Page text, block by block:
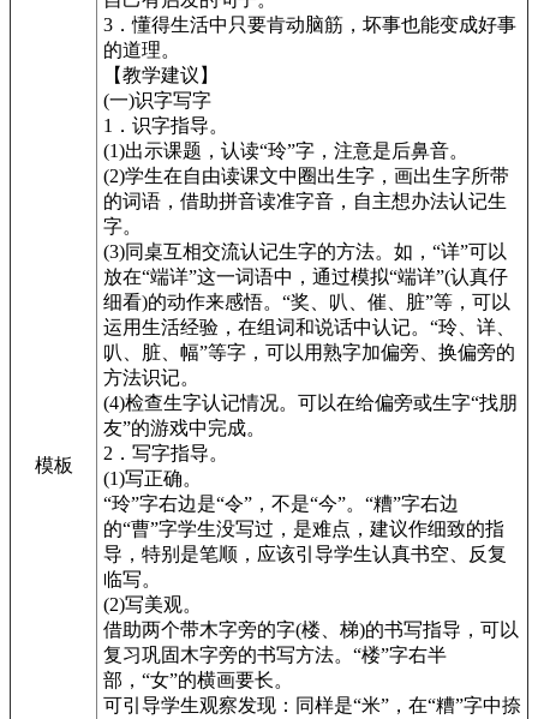
模板
3．懂得生活中只要肯动脑筋，坏事也能变成好事
的道理。
【教学建议】
(一)识字写字
1．识字指导。
(1)出示课题，认读“玲”字，注意是后鼻音。
(2)学生在自由读课文中圈出生字，画出生字所带
的词语，借助拼音读准字音，自主想办法认记生
字。
(3)同桌互相交流认记生字的方法。如，“详”可以
放在“端详”这一词语中，通过模拟“端详”(认真仔
细看)的动作来感悟。“奖、叭、催、脏”等，可以
运用生活经验，在组词和说话中认记。“玲、详、
叭、脏、幅”等字，可以用熟字加偏旁、换偏旁的
方法识记。
(4)检查生字认记情况。可以在给偏旁或生字“找朋
友”的游戏中完成。
2．写字指导。
(1)写正确。
“玲”字右边是“令”，不是“今”。“糟”字右边
的“曹”字学生没写过，是难点，建议作细致的指
导，特别是笔顺，应该引导学生认真书空、反复
临写。
(2)写美观。
借助两个带木字旁的字(楼、梯)的书写指导，可以
复习巩固木字旁的书写方法。“楼”字右半
部，“女”的横画要长。
可引导学生观察发现：同样是“米”，在“糟”字中捺